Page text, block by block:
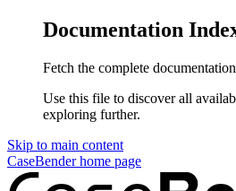
Documentation
Fetch the complete
Use this file to discover all
exploring further.
Skip to main content
CaseBenderhome page